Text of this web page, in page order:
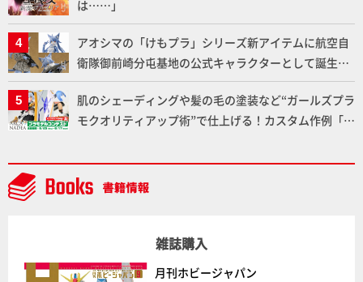
は……」
アオシマの「けもプラ」シリーズ新アイテムに航空自
衛隊御前崎分屯基地の公式キャラクターとして誕生し
た「おまねこ」が着任！けもプラ公式サイト限定版と
通常版の2ラインで発売！
肌のシェーディングや髪の毛の塗装など“ガールズプラ
モクオリティアップ術”で仕上げる！カスタム作例「白
デルコンテスト」～8月17日（月）11:59まで応募受付
中】
雑誌購入
月刊ホビージャパン